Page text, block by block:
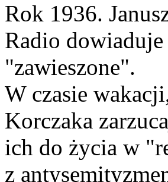
Rok 1936.
Radio dowiaduje
"zawieszone".
W czasie
Korczaka
ich do życia w
z